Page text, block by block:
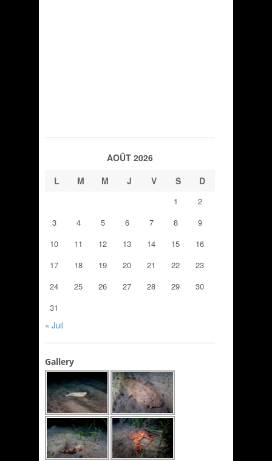
AOÛT 2026
L
M M J V S D
1
2
3
4 5 6 7 8
9
10
11 12 13 14 15
16
17
18 19 20 21 22
23
24
25 26 27 28 29
30
31
« Juil
Gallery